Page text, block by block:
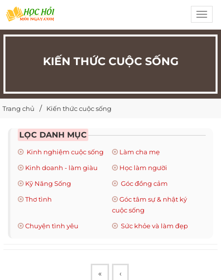
KIẾN THỨC CUỘC SỐNG
Trang chủ Kiến thức cuộc sống
LỌC DANH MỤC
Kinh nghiệm cuộc sống
Làm cha mẹ
Kinh doanh - làm giàu
Học làm người
Kỹ Năng Sống
Góc đồng cảm
Thơ tình
Góc tâm sự & nhật ký
cuộc sống
Chuyện tình yêu
Sức khỏe và làm đẹp
« ‹